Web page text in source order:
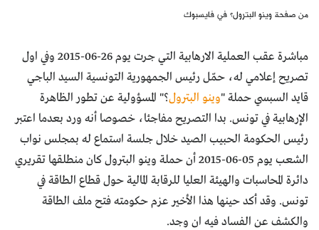
من صفحة وينو البترول؟ في فايسبوك
مباشرة عقب العملية الارهابية التي جرت يوم 26-06-2015 وفي اول
تصريح إعلامي له، حمّل رئيس الجمهورية التونسية السيد الباجي
قايد السبسي حملة "وينو البترول؟" المسؤولية عن تطور الظاهرة
الإرهابية في تونس. بدا التصريح مفاجئا، خصوصا أنه ورد بعدما اعتبر
رئيس الحكومة الحبيب الصيد خلال جلسة استماع له بمجلس نواب
الشعب يوم 05-06-2015 أن حملة وينو البترول كان منطلقها تقريري
دائرة المحاسبات والهيئة العليا للرقابة المالية حول قطاع الطاقة في
تونس. وقد أكد حينها هذا الأخير عزم حكومته فتح ملف الطاقة
والكشف عن الفساد فيه ان وجد.